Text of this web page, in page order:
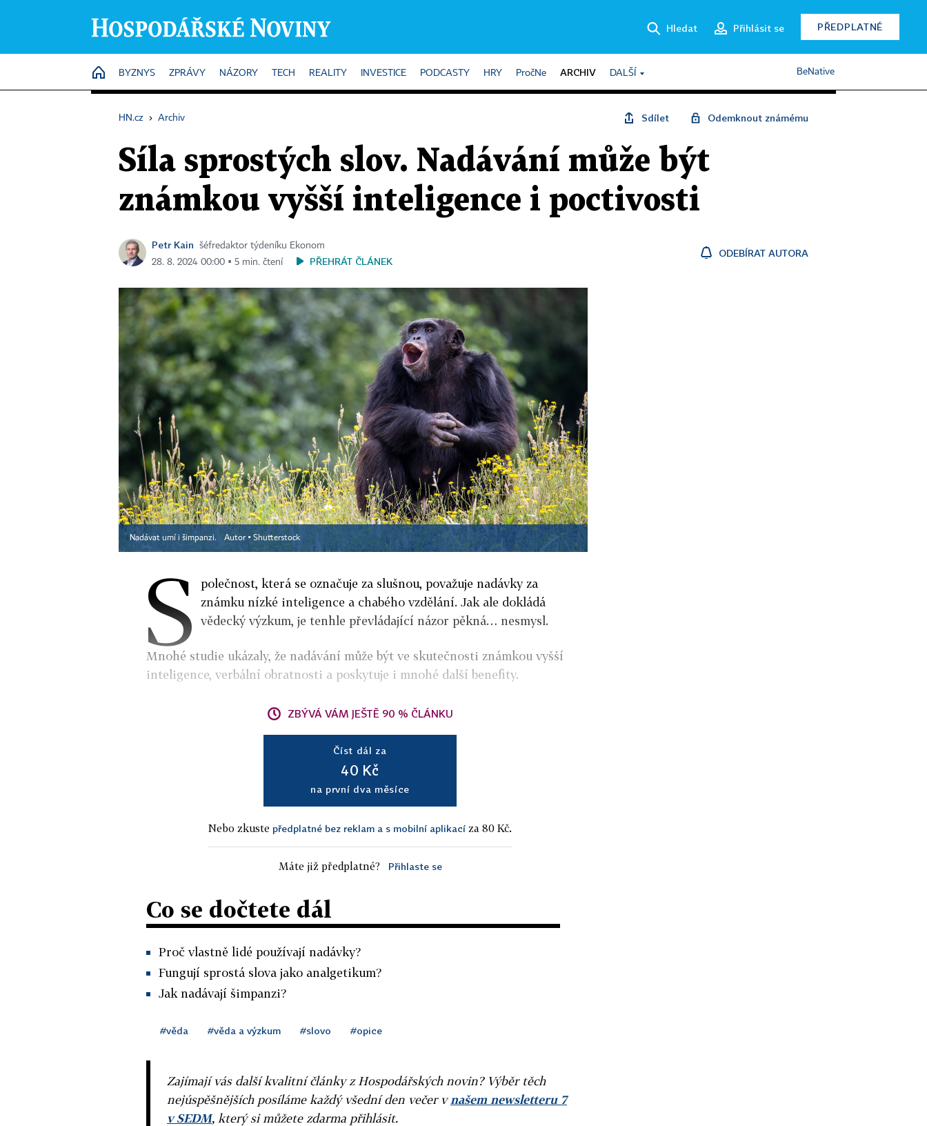
Hledat Přihlásit se PŘEDPLATNÉ
HOME
BYZNYS ZPRÁVY NÁZORY TECH REALITY INVESTICE PODCASTY HRY PročNe ARCHIV DALŠÍ BeNative
HN.cz › Archiv Sdílet Odemknout známému
Síla sprostých slov. Nadávání může být
známkou vyšší inteligence i poctivosti
Petr Kain
šéfredaktor týdeníku Ekonom
28. 8. 2024 00:00 ▪ 5 min. čtení
PŘEHRÁT ČLÁNEK
ODEBÍRAT AUTORA
Nadávat umí i šimpanzi. Autor ▪ Shutterstock
S
polečnost, která se označuje za slušnou, považuje nadávky za
známku nízké inteligence a chabého vzdělání. Jak ale dokládá
vědecký výzkum, je tenhle převládající názor pěkná… nesmysl.
Mnohé studie ukázaly, že nadávání může být ve skutečnosti známkou vyšší
inteligence, verbální obratnosti a poskytuje i mnohé další benefity.
ZBÝVÁ VÁM JEŠTĚ 90 % ČLÁNKU
Číst dál za
40 Kč
na první dva měsíce
Nebo zkuste předplatné bez reklam a s mobilní aplikací za 80 Kč.
Máte již předplatné? Přihlaste se
Co se dočtete dál
Proč vlastně lidé používají nadávky?
Fungují sprostá slova jako analgetikum?
Jak nadávají šimpanzi?
#věda #věda a výzkum #slovo #opice
Zajímají vás další kvalitní články z Hospodářských novin? Výběr těch
nejúspěšnějších posíláme každý všední den večer vnašem newsletteru 7
v SEDM, který si můžete zdarma přihlásit.